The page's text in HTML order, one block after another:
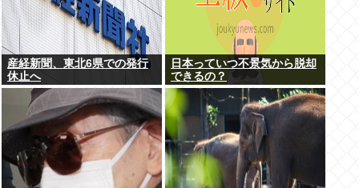
産経新聞、東北6県での発行
休止へ
日本っていつ不景気から脱却
できるの？